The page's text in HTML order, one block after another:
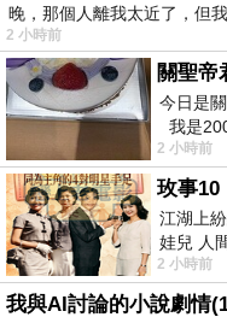
晚，那個人離我太近了，但
2 小時前
關聖帝
今日是
我是
一個奇
2 小時前
玫事10
江湖上
娃兒 人
山佛山
2 小時前
我與AI討論的小說劇情